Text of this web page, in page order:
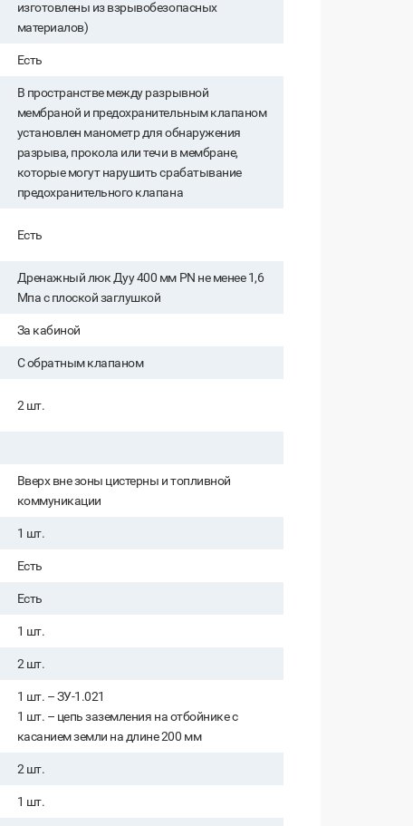
изготовлены из взрывобезопасных
материалов)
Есть
В пространстве между разрывной
мембраной и предохранительным клапаном
установлен манометр для обнаружения
разрыва, прокола или течи в мембране,
которые могут нарушить срабатывание
предохранительного клапана
Есть
Дренажный люк Дуу 400 мм PN не менее 1,6
Мпа с плоской заглушкой
За кабиной
С обратным клапаном
2 шт.
Вверх вне зоны цистерны и топливной
коммуникации
1 шт.
Есть
Есть
1 шт.
2 шт.
1 шт. – ЗУ-1.021
1 шт. – цепь заземления на отбойнике с
касанием земли на длине 200 мм
2 шт.
1 шт.